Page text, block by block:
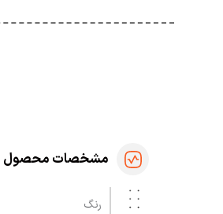
مشخصات محصول
رنگ